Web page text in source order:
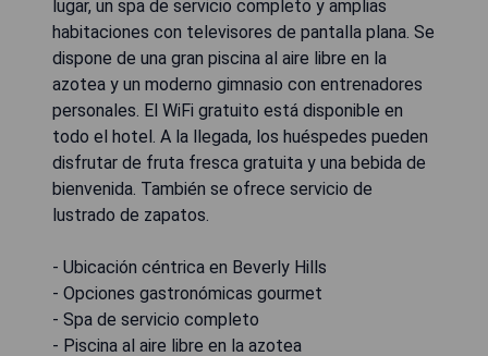
lugar, un spa de servicio completo y amplias
habitaciones con televisores de pantalla plana. Se
dispone de una gran piscina al aire libre en la
azotea y un moderno gimnasio con entrenadores
personales. El WiFi gratuito está disponible en
todo el hotel. A la llegada, los huéspedes pueden
disfrutar de fruta fresca gratuita y una bebida de
bienvenida. También se ofrece servicio de
lustrado de zapatos.
- Ubicación céntrica en Beverly Hills
- Opciones gastronómicas gourmet
- Spa de servicio completo
- Piscina al aire libre en la azotea